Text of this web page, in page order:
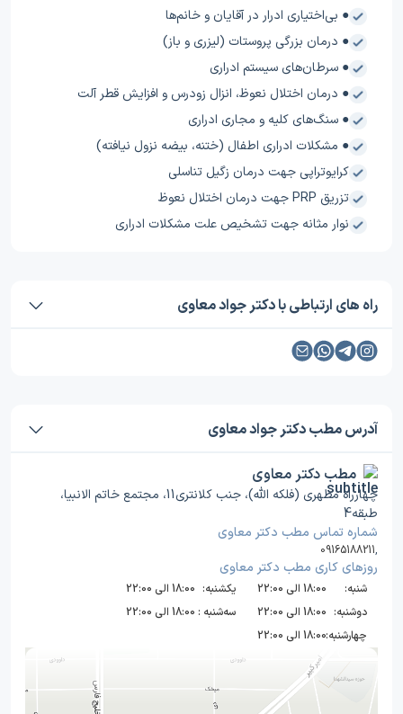
● بی‌اختیاری ادرار در آقایان و خانم‌ها
● درمان بزرگی پروستات (لیزری و باز)
● سرطان‌های سیستم ادراری
● درمان اختلال نعوظ، انزال زودرس و افزایش قطر آلت
● سنگ‌های کلیه و مجاری ادراری
● مشکلات ادراری اطفال (ختنه، بیضه نزول نیافته)
کرایوتراپی جهت درمان زگیل تناسلی
تزریق PRP جهت درمان اختلال نعوظ
نوار مثانه جهت تشخیص علت مشکلات ادراری
راه های ارتباطی با دکتر جواد معاوی
آدرس مطب دکتر جواد معاوی
مطب دکتر معاوی
چهارراه مطهری (فلکه الله)، جنب کلانتری11، مجتمع خاتم الانبیا،
طبقه4
شماره تماس مطب دکتر معاوی
09165188211,
روز‌های کاری مطب دکتر معاوی
شنبه: 18:00 الی 22:00 یکشنبه: 18:00 الی 22:00
دوشنبه: 18:00 الی 22:00 سه‌شنبه : 18:00 الی 22:00
چهارشنبه:18:00 الی 22:00